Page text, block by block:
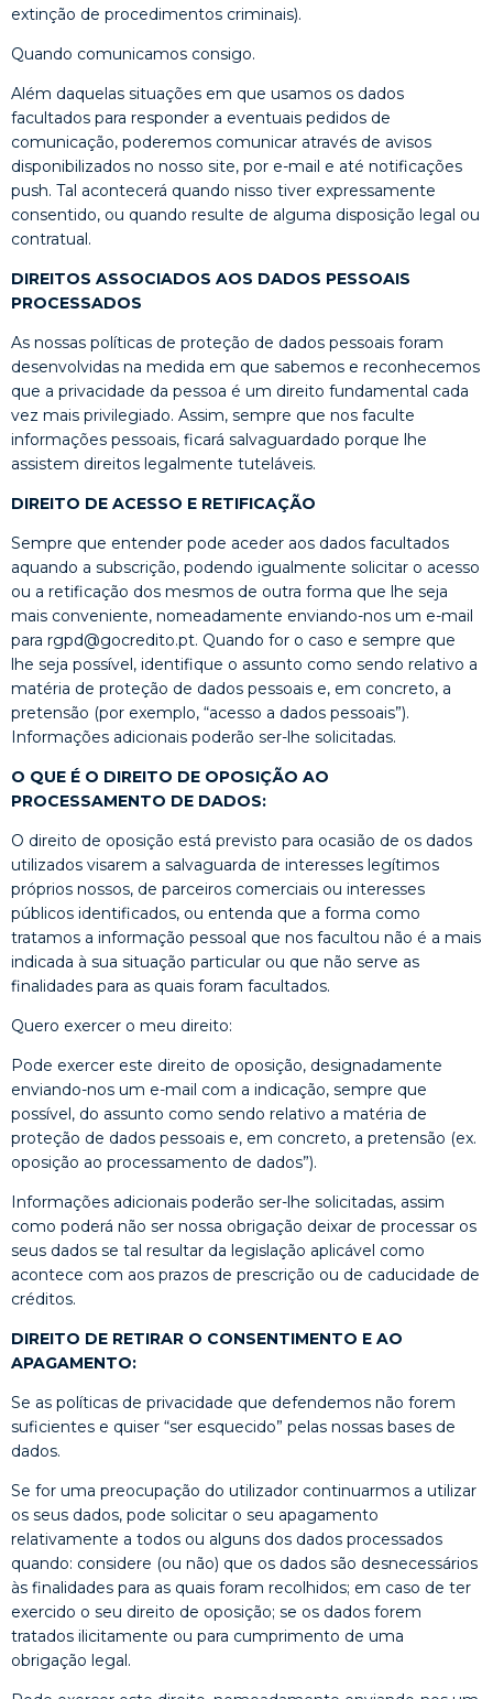
extinção de procedimentos criminais).
Quando comunicamos consigo.
Além daquelas situações em que usamos os dados
facultados para responder a eventuais pedidos de
comunicação, poderemos comunicar através de avisos
disponibilizados no nosso site, por e-mail e até notificações
push. Tal acontecerá quando nisso tiver expressamente
consentido, ou quando resulte de alguma disposição legal ou
contratual.
DIREITOS ASSOCIADOS AOS DADOS PESSOAIS
PROCESSADOS
As nossas políticas de proteção de dados pessoais foram
desenvolvidas na medida em que sabemos e reconhecemos
que a privacidade da pessoa é um direito fundamental cada
vez mais privilegiado. Assim, sempre que nos faculte
informações pessoais, ficará salvaguardado porque lhe
assistem direitos legalmente tuteláveis.
DIREITO DE ACESSO E RETIFICAÇÃO
Sempre que entender pode aceder aos dados facultados
aquando a subscrição, podendo igualmente solicitar o acesso
ou a retificação dos mesmos de outra forma que lhe seja
mais conveniente, nomeadamente enviando-nos um e-mail
para rgpd@gocredito.pt. Quando for o caso e sempre que
lhe seja possível, identifique o assunto como sendo relativo a
matéria de proteção de dados pessoais e, em concreto, a
pretensão (por exemplo, “acesso a dados pessoais”).
Informações adicionais poderão ser-lhe solicitadas.
O QUE É O DIREITO DE OPOSIÇÃO AO
PROCESSAMENTO DE DADOS:
O direito de oposição está previsto para ocasião de os dados
utilizados visarem a salvaguarda de interesses legítimos
próprios nossos, de parceiros comerciais ou interesses
públicos identificados, ou entenda que a forma como
tratamos a informação pessoal que nos facultou não é a mais
indicada à sua situação particular ou que não serve as
finalidades para as quais foram facultados.
Quero exercer o meu direito:
Pode exercer este direito de oposição, designadamente
enviando-nos um e-mail com a indicação, sempre que
possível, do assunto como sendo relativo a matéria de
proteção de dados pessoais e, em concreto, a pretensão (ex.
oposição ao processamento de dados”).
Informações adicionais poderão ser-lhe solicitadas, assim
como poderá não ser nossa obrigação deixar de processar os
seus dados se tal resultar da legislação aplicável como
acontece com aos prazos de prescrição ou de caducidade de
créditos.
DIREITO DE RETIRAR O CONSENTIMENTO E AO
APAGAMENTO:
Se as políticas de privacidade que defendemos não forem
suficientes e quiser “ser esquecido” pelas nossas bases de
dados.
Se for uma preocupação do utilizador continuarmos a utilizar
os seus dados, pode solicitar o seu apagamento
relativamente a todos ou alguns dos dados processados
quando: considere (ou não) que os dados são desnecessários
às finalidades para as quais foram recolhidos; em caso de ter
exercido o seu direito de oposição; se os dados forem
tratados ilicitamente ou para cumprimento de uma
obrigação legal.